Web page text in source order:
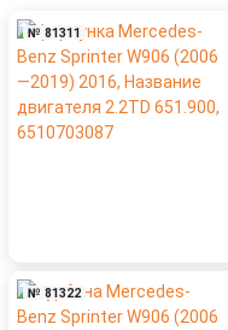
№ 81311
№ 81322